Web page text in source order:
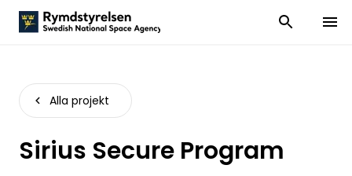
Visa och dölj
Visa
Alla projekt
Sirius Secure Program